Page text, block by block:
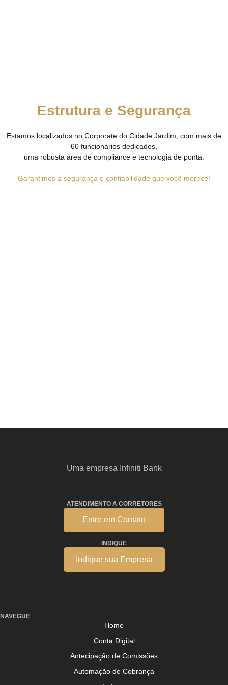
Estrutura e Segurança
Estamos localizados no Corporate do Cidade Jardim, com mais de
60 funcionários dedicados,
uma robusta área de compliance e tecnologia de ponta.
Garantimos a segurança e confiabilidade que você merece!
Uma empresa Infiniti Bank
ATENDIMENTO A CORRETORES
Entre em Contato
INDIQUE
Indique sua Empresa
NAVEGUE
Home
Conta Digital
Antecipação de Comissões
Automação de Cobrança